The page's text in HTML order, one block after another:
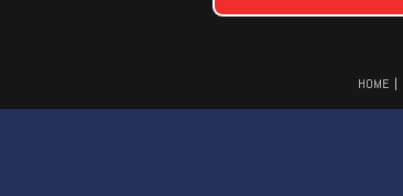
HOME